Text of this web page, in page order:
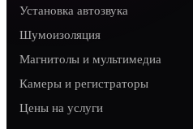
Установка автозвука
Шумоизоляция
Магнитолы и мультимедиа
Камеры и регистраторы
Цены на услуги